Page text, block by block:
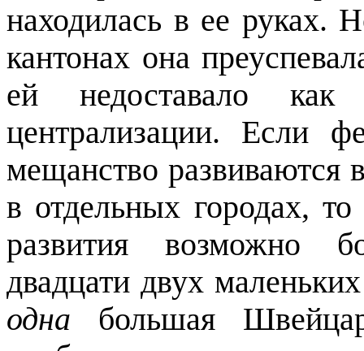
находилась в ее руках.
кантонах она
ей недоставало
централизации. Если
мещанство развиваются
в отдельных городах,
развития возможно
двадцати двух
одна большая